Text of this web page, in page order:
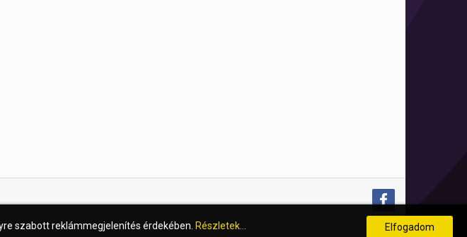
szabott reklámmegjelenítés érdekében. Részletek... Elfogadom